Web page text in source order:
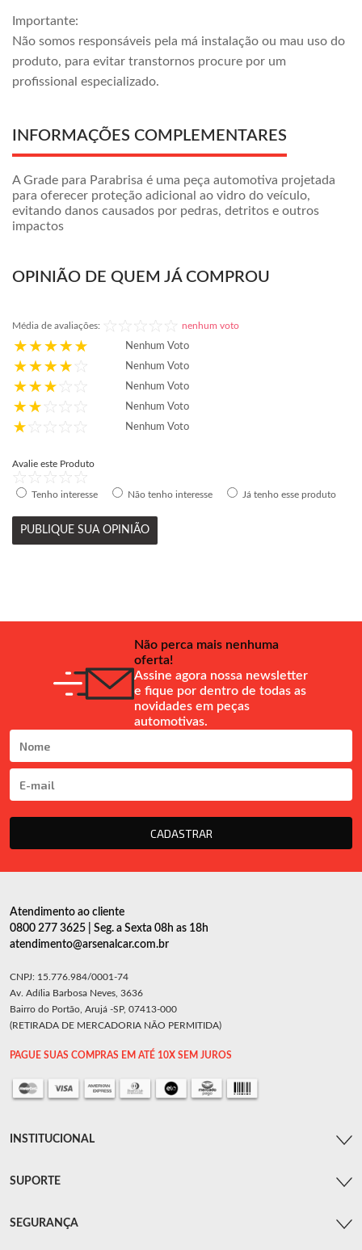
Importante:
Não somos responsáveis pela má instalação ou mau uso do
produto, para evitar transtornos procure por um
profissional especializado.
INFORMAÇÕES COMPLEMENTARES
A Grade para Parabrisa é uma peça automotiva projetada
para oferecer proteção adicional ao vidro do veículo,
evitando danos causados por pedras, detritos e outros
impactos
OPINIÃO DE QUEM JÁ COMPROU
Média de avaliações: nenhum voto
Nenhum Voto
Nenhum Voto
Nenhum Voto
Nenhum Voto
Nenhum Voto
Avalie este Produto
Tenho interesse Não tenho interesse Já tenho esse produto
PUBLIQUE SUA OPINIÃO
Não perca mais nenhuma
oferta!
Assine agora nossa newsletter
e fique por dentro de todas as
novidades em peças
automotivas.
CADASTRAR
Atendimento ao cliente
0800 277 3625 | Seg. a Sexta 08h as 18h
atendimento@arsenalcar.com.br
CNPJ: 15.776.984/0001-74
Av. Adília Barbosa Neves, 3636
Bairro do Portão, Arujá -SP, 07413-000
(RETIRADA DE MERCADORIA NÃO PERMITIDA)
PAGUE SUAS COMPRAS EM ATÉ 10X SEM JUROS
INSTITUCIONAL
SUPORTE
SEGURANÇA